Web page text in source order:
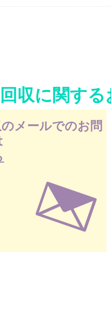
収に関す
メールでのお問